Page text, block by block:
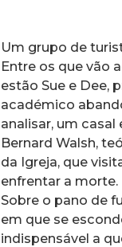
Um grupo de
Entre os que vão
estão Sue e Dee,
académico
analisar, um
Bernard Walsh,
da Igreja, que
enfrentar a morte.
Sobre o pano de
em que se
indispensável a